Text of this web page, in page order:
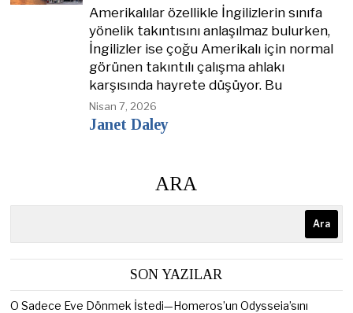
Amerikalılar özellikle İngilizlerin sınıfa
yönelik takıntısını anlaşılmaz bulurken,
İngilizler ise çoğu Amerikalı için normal
görünen takıntılı çalışma ahlakı
karşısında hayrete düşüyor. Bu
Nisan 7, 2026
Janet Daley
ARA
Ara
SON YAZILAR
O Sadece Eve Dönmek İstedi—Homeros’un Odysseia’sını